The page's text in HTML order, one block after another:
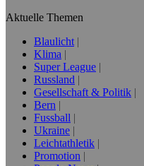
Aktuelle Themen
Blaulicht
Klima
Super League
Russland
Gesellschaft & Politik
Bern
Fussball
Ukraine
Leichtathletik
Promotion